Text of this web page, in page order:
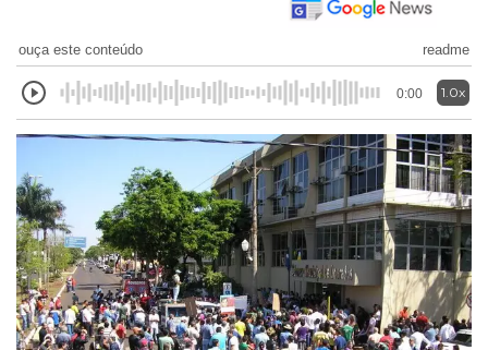
ouça este conteúdo readme
0:00 1.0x